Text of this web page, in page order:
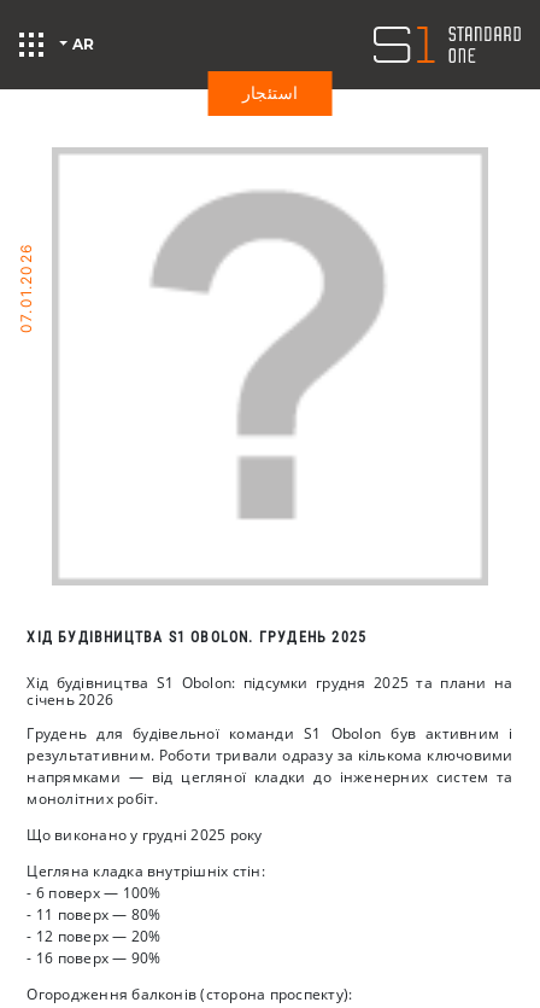
استئجار
AR
07.01.2026
ХІД БУДІВНИЦТВА S1 OBOLON. ГРУДЕНЬ 2025
Хід будівництва S1 Obolon: підсумки грудня 2025 та плани на
січень 2026
Грудень для будівельної команди S1 Obolon був активним і
результативним. Роботи тривали одразу за кількома ключовими
напрямками — від цегляної кладки до інженерних систем та
монолітних робіт.
Що виконано у грудні 2025 року
Цегляна кладка внутрішніх стін:
- 6 поверх — 100%
- 11 поверх — 80%
- 12 поверх — 20%
- 16 поверх — 90%
Огородження балконів (сторона проспекту):